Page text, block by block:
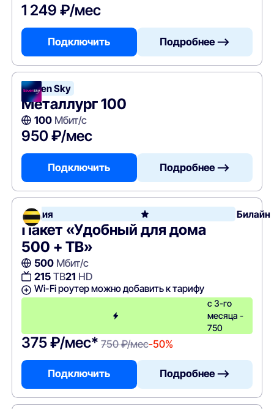
1 249 ₽/мес
Подключить Подробнее —>
Seven Sky
Металлург 100
100Мбит/с
950 ₽/мес
Подключить Подробнее —>
Акция Билайн
Пакет «Удобный для дома
500 + ТВ»
500Мбит/с
215ТВ21 HD
Wi-Fi роутер можно добавить к тарифу
с 3-го
месяца -
750
375 ₽/мес* 750 ₽/мес-50%
Подключить Подробнее —>